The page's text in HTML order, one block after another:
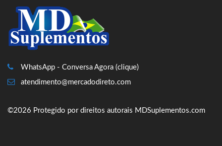
WhatsApp - Conversa Agora (clique)
atendimento@mercadodireto.com
©2026 Protegido por direitos autorais MDSuplementos.com